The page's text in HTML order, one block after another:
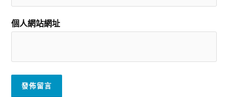
個人網站網址